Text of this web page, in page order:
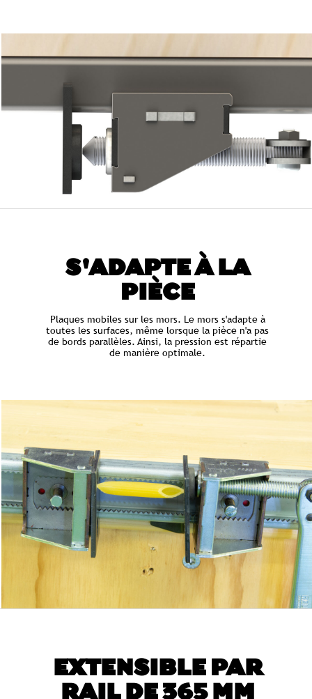
S'ADAPTE À LA
PIÈCE
Plaques mobiles sur les mors. Le mors s'adapte à
toutes les surfaces, même lorsque la pièce n'a pas
de bords parallèles. Ainsi, la pression est répartie
de manière optimale.
EXTENSIBLE PAR
RAIL DE 365 MM